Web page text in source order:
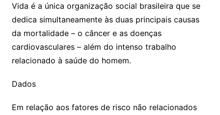
Vida é a única organização social brasileira que se
dedica simultaneamente às duas principais causas
da mortalidade – o câncer e as doenças
cardiovasculares – além do intenso trabalho
relacionado à saúde do homem.
Dados
Em relação aos fatores de risco não relacionados